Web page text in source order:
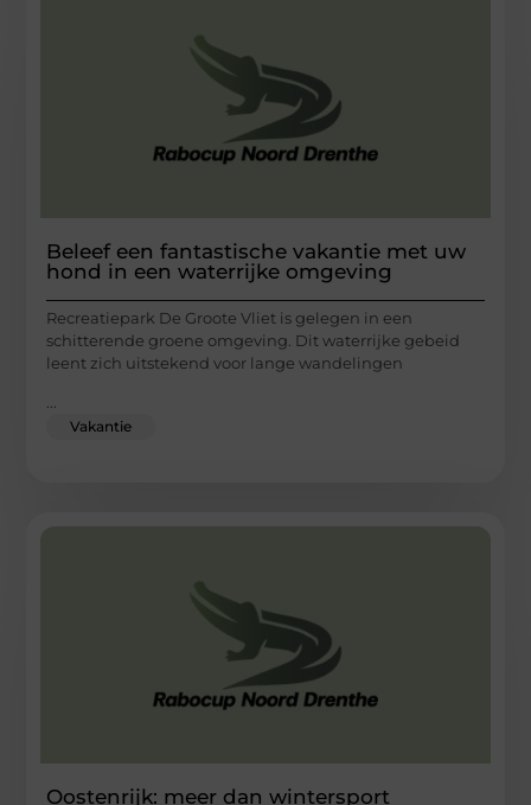
Beleef een fantastische vakantie met uw
hond in een waterrijke omgeving
Recreatiepark De Groote Vliet is gelegen in een
schitterende groene omgeving. Dit waterrijke gebeid
leent zich uitstekend voor lange wandelingen
...
Vakantie
Oostenrijk: meer dan wintersport